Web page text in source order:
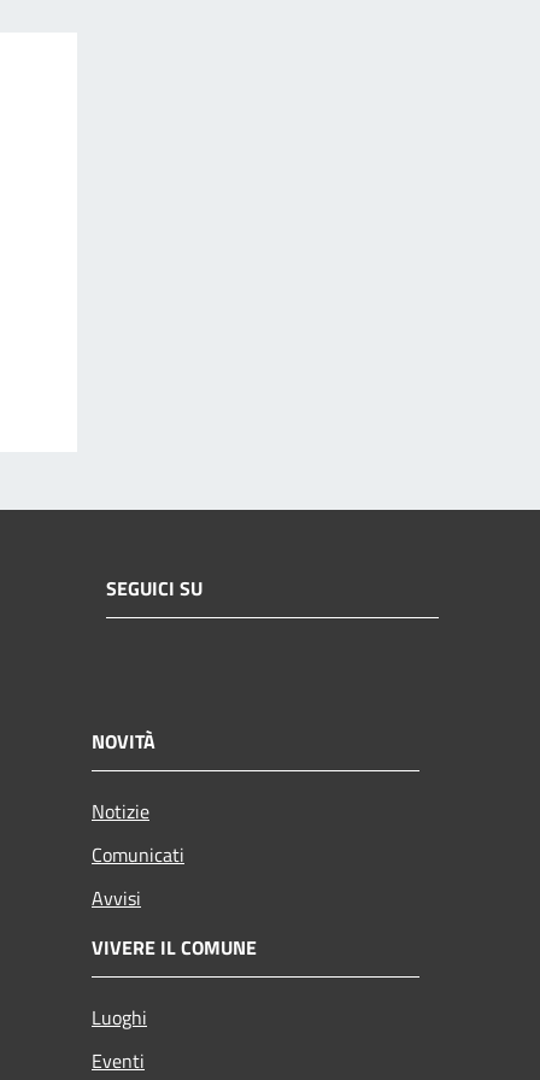
SEGUICI SU
NOVITÀ
Notizie
Comunicati
Avvisi
VIVERE IL COMUNE
Luoghi
Eventi